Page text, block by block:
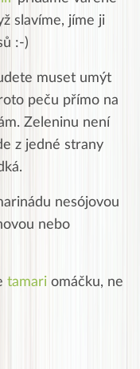
slavíme, jíme ji
:-)
muset umýt
peču přímo na
Zeleninu není
z jedné strany
nesójovou
nebo
tamari omáčku, ne